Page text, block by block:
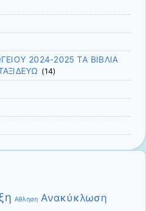
2024-2025 ΤΑ ΒΙΒΛΙΑ
(14)
Αθληση Ανακύκλωση